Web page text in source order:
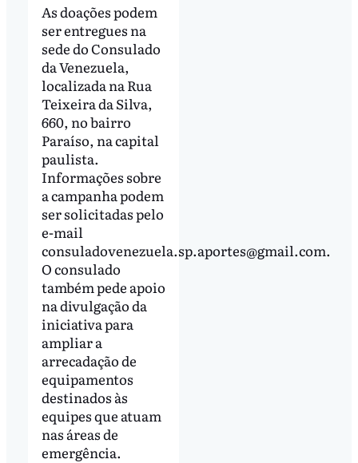
As doações podem
ser entregues na
sede do Consulado
da Venezuela,
localizada na Rua
Teixeira da Silva,
660, no bairro
Paraíso, na capital
paulista.
Informações sobre
a campanha podem
ser solicitadas pelo
e-mail
consuladovenezuela.sp.aportes@gmail.com.
O consulado
também pede apoio
na divulgação da
iniciativa para
ampliar a
arrecadação de
equipamentos
destinados às
equipes que atuam
nas áreas de
emergência.